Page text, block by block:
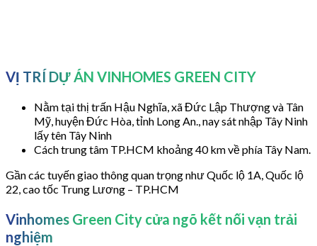
VỊ TRÍ DỰ ÁN VINHOMES GREEN CITY
Nằm tại thị trấn Hậu Nghĩa, xã Đức Lập Thượng và Tân
Mỹ, huyện Đức Hòa, tỉnh Long An., nay sát nhập Tây Ninh
lấy tên Tây Ninh
Cách trung tâm TP.HCM khoảng 40 km về phía Tây Nam.
Gần các tuyến giao thông quan trọng như Quốc lộ 1A, Quốc lộ
22, cao tốc Trung Lương – TP.HCM
Vinhomes Green City cửa ngõ kết nối vạn trải
nghiệm